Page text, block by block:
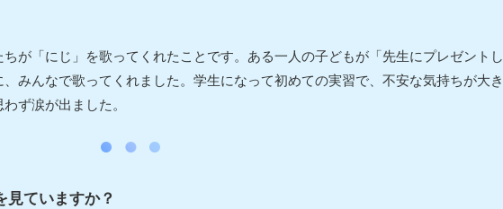
が「にじ」を歌ってくれたことです。ある一人の子どもが「先生にプレゼントし
みんなで歌ってくれました。学生になって初めての実習で、不安な気持ちが大き
ず涙が出ました。
見ていますか？